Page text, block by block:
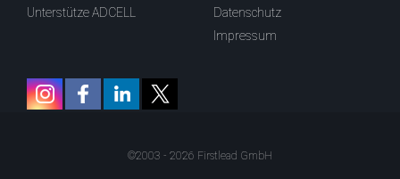
Unterstütze ADCELL
Datenschutz
Impressum
©2003 - 2026 Firstlead GmbH